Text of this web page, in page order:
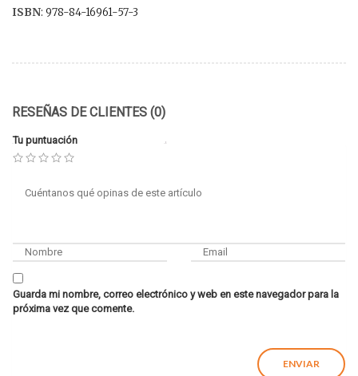
ISBN: 978-84-16961-57-3
RESEÑAS DE CLIENTES (0)
Tu puntuación
Guarda mi nombre, correo electrónico y web en este navegador para la
próxima vez que comente.